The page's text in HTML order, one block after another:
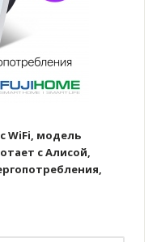
WiFi, модель
с Алисой,